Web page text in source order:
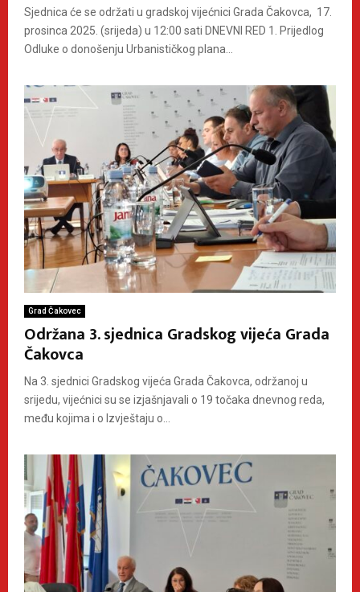
Sjednica će se održati u gradskoj vijećnici Grada Čakovca, 17.
prosinca 2025. (srijeda) u 12:00 sati DNEVNI RED 1. Prijedlog
Odluke o donošenju Urbanističkog plana...
Grad Čakovec
Održana 3. sjednica Gradskog vijeća Grada
Čakovca
Na 3. sjednici Gradskog vijeća Grada Čakovca, održanoj u
srijedu, vijećnici su se izjašnjavali o 19 točaka dnevnog reda,
među kojima i o Izvještaju o...